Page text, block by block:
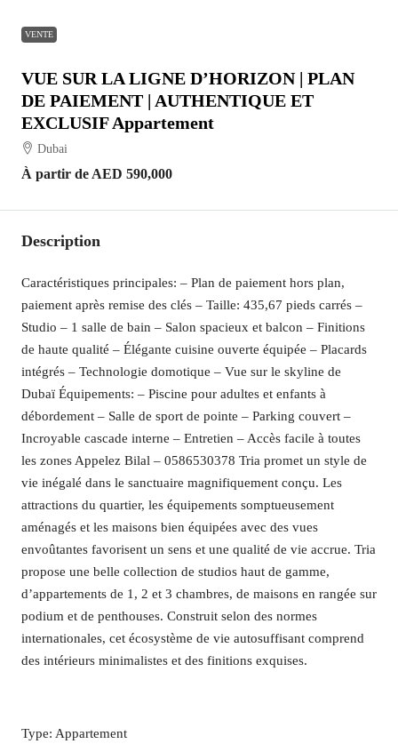
VENTE
VUE SUR LA LIGNE D’HORIZON | PLAN
DE PAIEMENT | AUTHENTIQUE ET
EXCLUSIF Appartement
Dubai
À partir de AED 590,000
Description
Caractéristiques principales: – Plan de paiement hors plan,
paiement après remise des clés – Taille: 435,67 pieds carrés –
Studio – 1 salle de bain – Salon spacieux et balcon – Finitions
de haute qualité – Élégante cuisine ouverte équipée – Placards
intégrés – Technologie domotique – Vue sur le skyline de
Dubaï Équipements: – Piscine pour adultes et enfants à
débordement – Salle de sport de pointe – Parking couvert –
Incroyable cascade interne – Entretien – Accès facile à toutes
les zones Appelez Bilal – 0586530378 Tria promet un style de
vie inégalé dans le sanctuaire magnifiquement conçu. Les
attractions du quartier, les équipements somptueusement
aménagés et les maisons bien équipées avec des vues
envoûtantes favorisent un sens et une qualité de vie accrue. Tria
propose une belle collection de studios haut de gamme,
d’appartements de 1, 2 et 3 chambres, de maisons en rangée sur
podium et de penthouses. Construit selon des normes
internationales, cet écosystème de vie autosuffisant comprend
des intérieurs minimalistes et des finitions exquises.
Type: Appartement